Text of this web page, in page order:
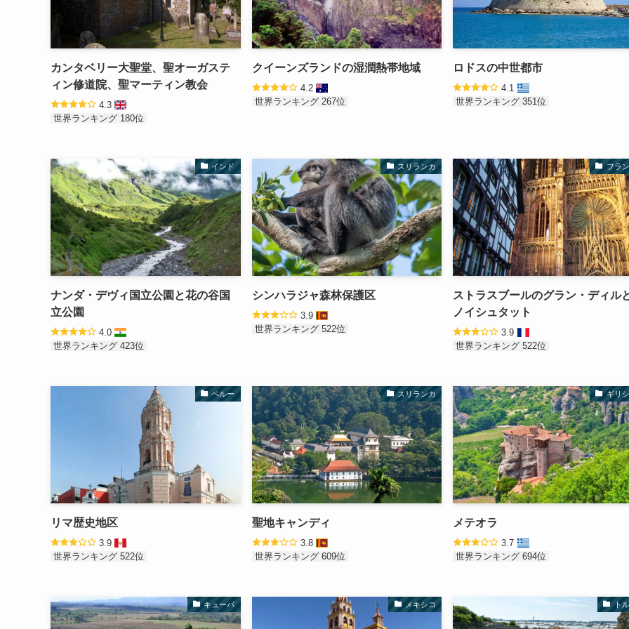
カンタベリー大聖堂、聖オーガステ
ィン修道院、聖マーティン教会
4.3
世界ランキング 180位
クイーンズランドの湿潤熱帯地域
4.2
世界ランキング 267位
ロドスの中世都市
4.1
世界ランキング 351位
インド
ナンダ・デヴィ国立公園と花の谷国
立公園
4.0
世界ランキング 423位
スリランカ
シンハラジャ森林保護区
3.9
世界ランキング 522位
フラ
ストラスブールのグラン・ディル
ノイシュタット
3.9
世界ランキング 522位
ペルー
リマ歴史地区
3.9
世界ランキング 522位
スリランカ
聖地キャンディ
3.8
世界ランキング 609位
ギリ
メテオラ
3.7
世界ランキング 694位
キューバ メキシコ ト